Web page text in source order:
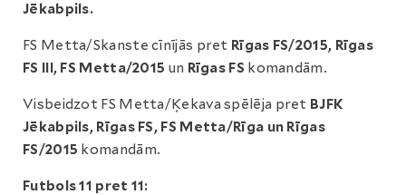
Jēkabpils.
FS Metta/Skanste cīnījās pret Rīgas FS/2015, Rīgas
FS III, FS Metta/2015 un Rīgas FS komandām.
Visbeidzot FS Metta/Ķekava spēlēja pret BJFK
Jēkabpils, Rīgas FS, FS Metta/Rīga un Rīgas
FS/2015 komandām.
Futbols 11 pret 11: